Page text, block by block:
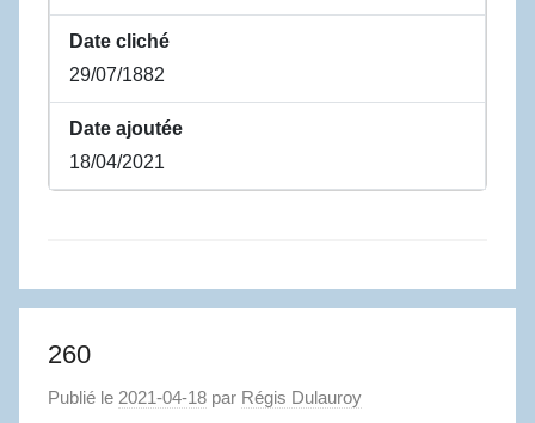
Date cliché
29/07/1882
Date ajoutée
18/04/2021
260
Publié le 2021-04-18 par Régis Dulauroy